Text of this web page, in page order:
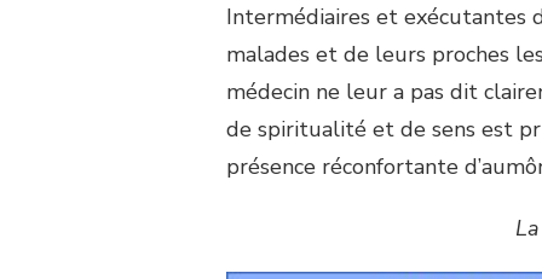
Intermédiaires et exécutantes
malades et de leurs proches
médecin ne leur a pas dit
de spiritualité et de sens est
présence réconfortante